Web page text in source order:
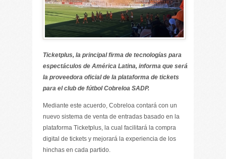
Ticketplus, la principal firma de tecnologías para
espectáculos de América Latina, informa que será
la proveedora oficial de la plataforma de tickets
para el club de fútbol Cobreloa SADP.
Mediante este acuerdo, Cobreloa contará con un
nuevo sistema de venta de entradas basado en la
plataforma Ticketplus, la cual facilitará la compra
digital de tickets y mejorará la experiencia de los
hinchas en cada partido.